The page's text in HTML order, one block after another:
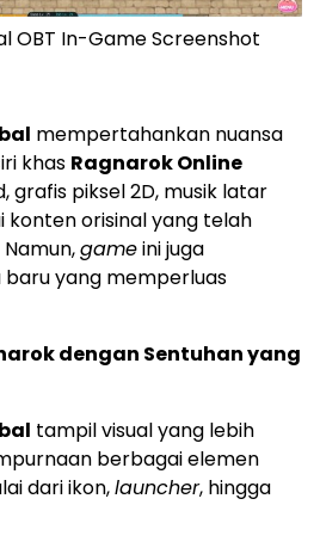
OBT In-Game Screenshot
mempertahankan nuansa
khas Ragnarok Online
grafis piksel 2D, musik latar
konten orisinal yang telah
gameini juga
yang memperluas
dengan Sentuhan yang
tampil visual yang lebih
berbagai elemen
dari ikon,launcher, hingga